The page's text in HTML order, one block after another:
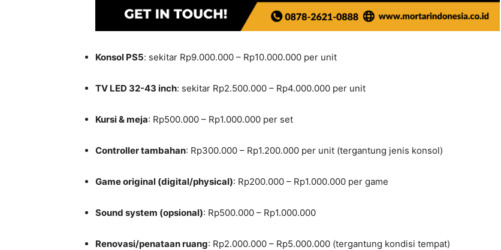
Konsol PS5: sekitar Rp9.000.000 – Rp10.000.000 per unit
TV LED 32-43 inch: sekitar Rp2.500.000 – Rp4.000.000 per unit
Kursi & meja: Rp500.000 – Rp1.000.000 per set
Controller tambahan: Rp300.000 – Rp1.200.000 per unit (tergantung jenis konsol)
Game original (digital/physical): Rp200.000 – Rp1.000.000 per game
Sound system (opsional): Rp500.000 – Rp1.000.000
Renovasi/penataan ruang: Rp2.000.000 – Rp5.000.000 (tergantung kondisi tempat)